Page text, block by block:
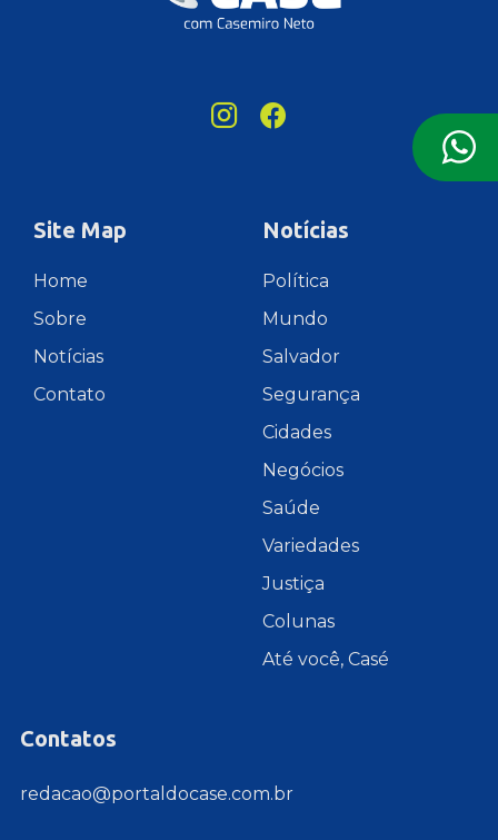
Site Map
Home
Sobre
Notícias
Contato
Notícias
Política
Mundo
Salvador
Segurança
Cidades
Negócios
Saúde
Variedades
Justiça
Colunas
Até você, Casé
Contatos
redacao@portaldocase.com.br